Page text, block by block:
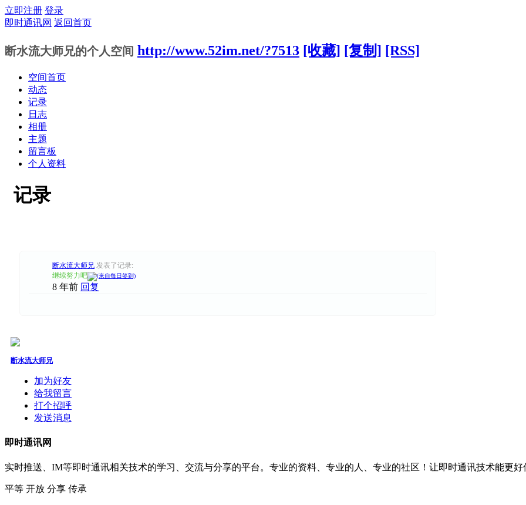
立即注册 登录
即时通讯网 返回首页
断水流大师兄的个人空间 http://www.52im.net/?7513 [收藏] [复制] [RSS]
空间首页
动态
记录
日志
相册
主题
留言板
个人资料
记录
断水流大师兄 发表了记录:
继续努力吧
8 年前 回复
断水流大师兄
加为好友
给我留言
打个招呼
发送消息
即时通讯网
实时推送、IM等即时通讯相关技术的学习、交流与分享的平台。专业的资料、专业的人、专业的社区！让即时通讯技术能更好
平等 开放 分享 传承